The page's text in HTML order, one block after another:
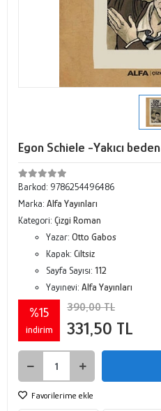
Egon Schiele -Yakıcı beden
Barkod: 9786254496486
Marka: Alfa Yayınları
Kategori: Çizgi Roman
Yazar: Otto Gabos
Kapak: Ciltsiz
Sayfa Sayısı: 112
Yayınevi: Alfa Yayınları
%15
indirim
390,00 TL
331,50 TL
Favorilerime ekle